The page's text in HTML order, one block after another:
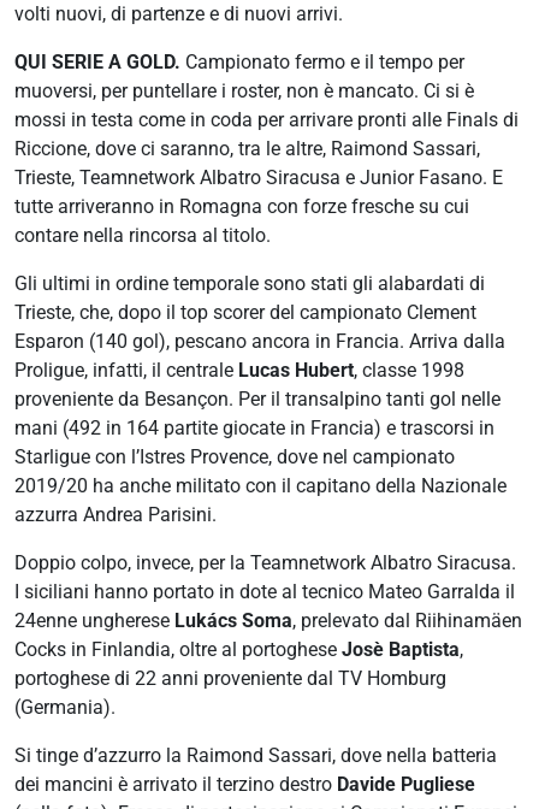
volti nuovi, di partenze e di nuovi arrivi.
QUI SERIE A GOLD. Campionato fermo e il tempo per
muoversi, per puntellare i roster, non è mancato. Ci si è
mossi in testa come in coda per arrivare pronti alle Finals di
Riccione, dove ci saranno, tra le altre, Raimond Sassari,
Trieste, Teamnetwork Albatro Siracusa e Junior Fasano. E
tutte arriveranno in Romagna con forze fresche su cui
contare nella rincorsa al titolo.
Gli ultimi in ordine temporale sono stati gli alabardati di
Trieste, che, dopo il top scorer del campionato Clement
Esparon (140 gol), pescano ancora in Francia. Arriva dalla
Proligue, infatti, il centrale Lucas Hubert, classe 1998
proveniente da Besançon. Per il transalpino tanti gol nelle
mani (492 in 164 partite giocate in Francia) e trascorsi in
Starligue con l’Istres Provence, dove nel campionato
2019/20 ha anche militato con il capitano della Nazionale
azzurra Andrea Parisini.
Doppio colpo, invece, per la Teamnetwork Albatro Siracusa.
I siciliani hanno portato in dote al tecnico Mateo Garralda il
24enne ungherese Lukács Soma, prelevato dal Riihinamäen
Cocks in Finlandia, oltre al portoghese Josè Baptista,
portoghese di 22 anni proveniente dal TV Homburg
(Germania).
Si tinge d’azzurro la Raimond Sassari, dove nella batteria
dei mancini è arrivato il terzino destro Davide Pugliese